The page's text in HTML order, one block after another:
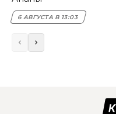
6 АВГУСТА В 13:03